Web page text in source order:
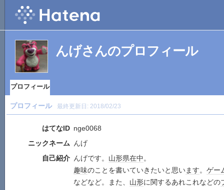
んげさんのプロフィール
プロフィール
プロフィール 最終更新日: 2018/02/23
はてなID nge0068
ニックネーム んげ
自己紹介 んげです。 山形県在中。
趣味のことを書いていきたいと思います。 ゲー
などなど。また、 山形に関するあれこれなどの